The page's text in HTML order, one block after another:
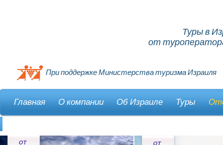
При поддержке Министерства туризма Израиля
Туры в
от
Главная О компании Об Израиле Туры